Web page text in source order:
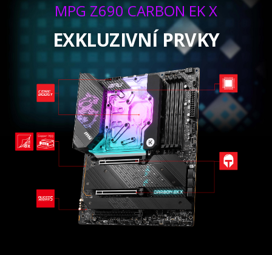
MPG Z690 CARBON EK X
EXKLUZIVNÍ PRVKY